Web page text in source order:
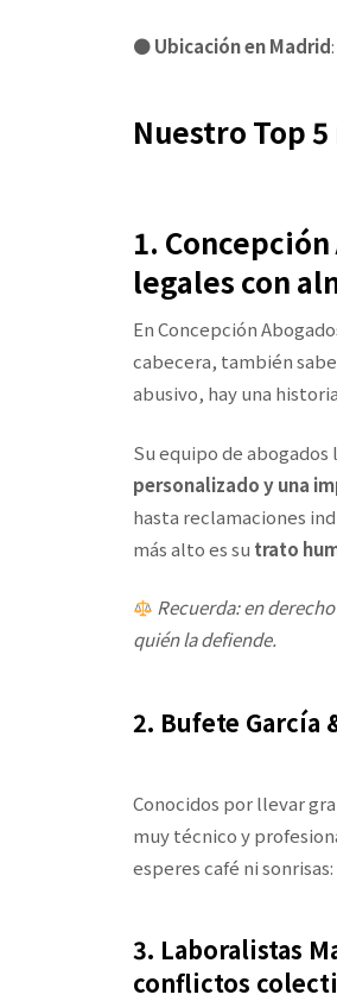
●Ubicación en Madrid
Nuestro Top
1.
legales con
En Concepción
cabecera, también
abusivo, hay una
Su equipo de
personalizado y una
hasta reclamaciones
más alto es su trato
Recuerda: en
quién la defiende.
2. Bufete García
Conocidos por llevar
muy técnico y
esperes café ni
3. Laboralistas
conflictos